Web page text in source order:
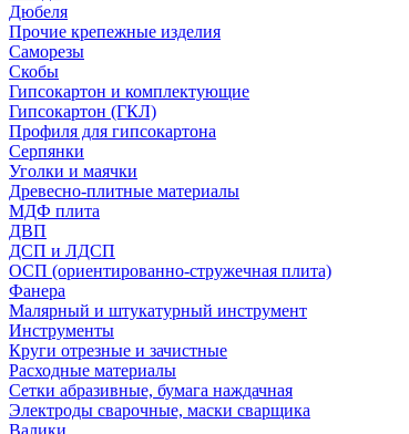
Дюбеля
Прочие крепежные изделия
Саморезы
Скобы
Гипсокартон и комплектующие
Гипсокартон (ГКЛ)
Профиля для гипсокартона
Серпянки
Уголки и маячки
Древесно-плитные материалы
МДФ плита
ДВП
ДСП и ЛДСП
ОСП (ориентированно-стружечная плита)
Фанера
Малярный и штукатурный инструмент
Инструменты
Круги отрезные и зачистные
Расходные материалы
Сетки абразивные, бумага наждачная
Электроды сварочные, маски сварщика
Валики